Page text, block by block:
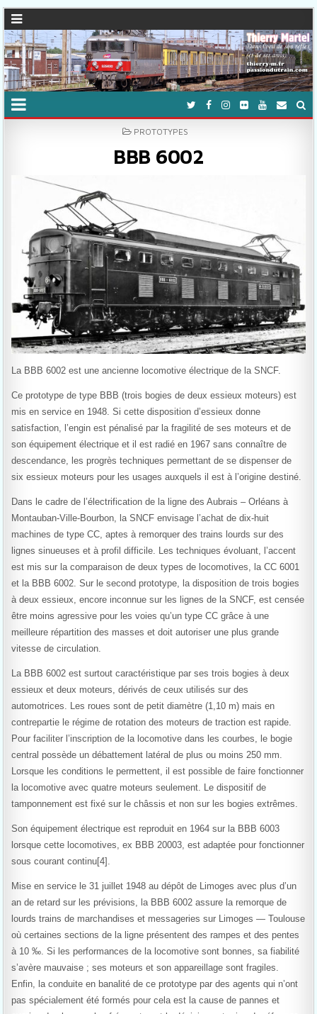
POSTED IN
PROTOTYPES
BBB 6002
La BBB 6002 est une ancienne locomotive électrique de la SNCF.
Ce prototype de type BBB (trois bogies de deux essieux moteurs) est
mis en service en 1948. Si cette disposition d’essieux donne
satisfaction, l’engin est pénalisé par la fragilité de ses moteurs et de
son équipement électrique et il est radié en 1967 sans connaître de
descendance, les progrès techniques permettant de se dispenser de
six essieux moteurs pour les usages auxquels il est à l’origine destiné.
Dans le cadre de l’électrification de la ligne des Aubrais – Orléans à
Montauban-Ville-Bourbon, la SNCF envisage l’achat de dix-huit
machines de type CC, aptes à remorquer des trains lourds sur des
lignes sinueuses et à profil difficile. Les techniques évoluant, l’accent
est mis sur la comparaison de deux types de locomotives, la CC 6001
et la BBB 6002. Sur le second prototype, la disposition de trois bogies
à deux essieux, encore inconnue sur les lignes de la SNCF, est censée
être moins agressive pour les voies qu’un type CC grâce à une
meilleure répartition des masses et doit autoriser une plus grande
vitesse de circulation.
La BBB 6002 est surtout caractéristique par ses trois bogies à deux
essieux et deux moteurs, dérivés de ceux utilisés sur des
automotrices. Les roues sont de petit diamètre (1,10 m) mais en
contrepartie le régime de rotation des moteurs de traction est rapide.
Pour faciliter l’inscription de la locomotive dans les courbes, le bogie
central possède un débattement latéral de plus ou moins 250 mm.
Lorsque les conditions le permettent, il est possible de faire fonctionner
la locomotive avec quatre moteurs seulement. Le dispositif de
tamponnement est fixé sur le châssis et non sur les bogies extrêmes.
Son équipement électrique est reproduit en 1964 sur la BBB 6003
lorsque cette locomotives, ex BBB 20003, est adaptée pour fonctionner
sous courant continu[4].
Mise en service le 31 juillet 1948 au dépôt de Limoges avec plus d’un
an de retard sur les prévisions, la BBB 6002 assure la remorque de
lourds trains de marchandises et messageries sur Limoges — Toulouse
où certaines sections de la ligne présentent des rampes et des pentes
à 10 ‰. Si les performances de la locomotive sont bonnes, sa fiabilité
s’avère mauvaise ; ses moteurs et son appareillage sont fragiles.
Enfin, la conduite en banalité de ce prototype par des agents qui n’ont
pas spécialement été formés pour cela est la cause de pannes et